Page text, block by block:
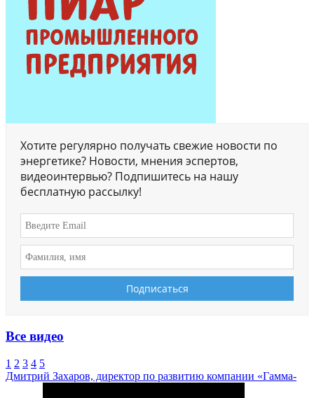
Хотите регулярно получать свежие новости по
энергетике? Новости, мнения эспертов,
видеоинтервью? Подпишитесь на нашу
бесплатную рассылку!
Все видео
1 2 3 4 5
Дмитрий Захаров, директор по развитию компании «Гамма-